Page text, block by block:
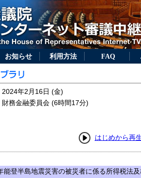
お知らせ 利用方法 FAQ
2024年2月16日 (金)
財務金融委員会 (6時間17分)
はじめから再
能登半島地震災害の被災者に係る所得税法